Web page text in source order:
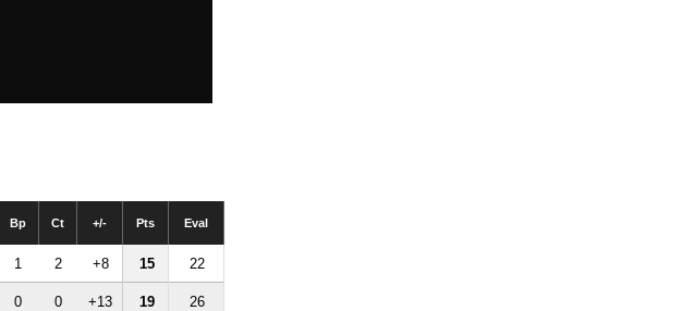
Bp Ct +/- Pts Eval
1 2 +8 15 22
0 0 +13 19 26